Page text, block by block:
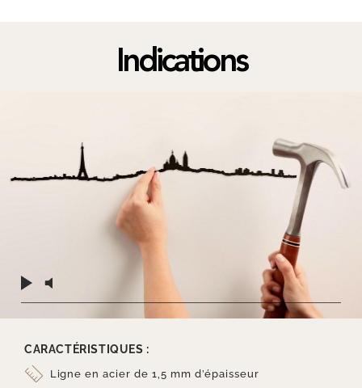
Indications
CARACTÉRISTIQUES :
Ligne en acier de 1,5 mm d’épaisseur